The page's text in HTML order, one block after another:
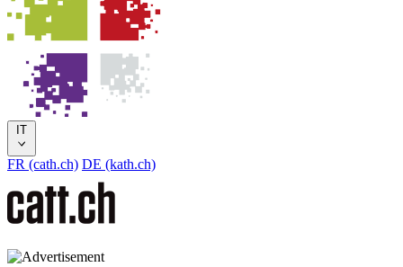
IT
FR (cath.ch) DE (kath.ch)